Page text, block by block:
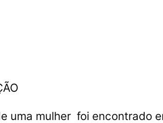
uma mulher foi encontrado